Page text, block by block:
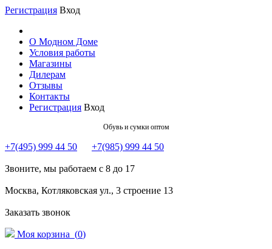
Регистрация Вход
О Модном Доме
Условия работы
Магазины
Дилерам
Отзывы
Контакты
Регистрация Вход
Обувь и сумки оптом
+7(495) 999 44 50 +7(985) 999 44 50
Звоните, мы работаем с 8 до 17
Москва, Котляковская ул., 3 строение 13
Заказать звонок
Моя корзина (0)